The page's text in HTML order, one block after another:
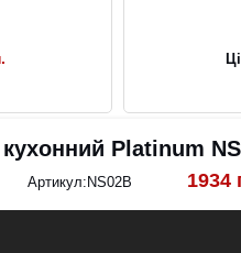
Platinum
Артикул: NS02B 1934